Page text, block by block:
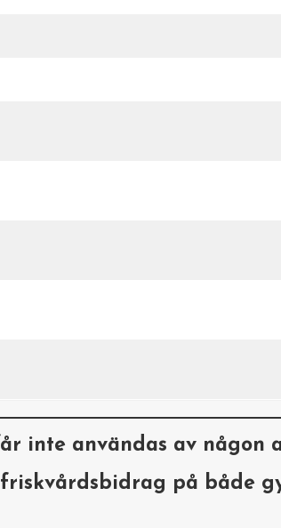
inte användas av någon
på både